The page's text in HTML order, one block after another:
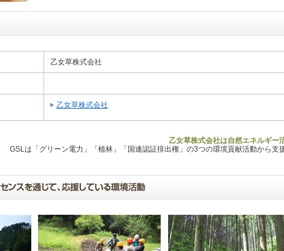
乙女草株式会社
乙女草株式会社
乙女草株式会社は自然エネルギー
GSLは「グリーン電力」「植林」「国連認証排出権」の3つの環境貢献活動から支